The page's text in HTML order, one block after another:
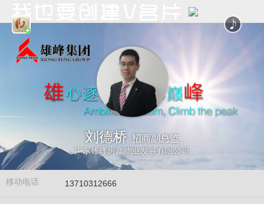
刘德桥 招商副总监
广东雄峰房产物业发展有限公司
移动电话 13710312666